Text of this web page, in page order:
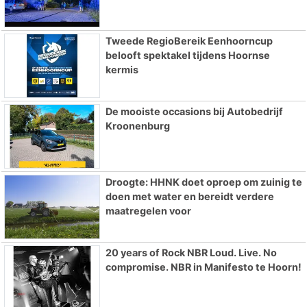
Tweede RegioBereik Eenhoorncup
belooft spektakel tijdens Hoornse
kermis
De mooiste occasions bij Autobedrijf
Kroonenburg
Droogte: HHNK doet oproep om zuinig te
doen met water en bereidt verdere
maatregelen voor
20 years of Rock NBR Loud. Live. No
compromise. NBR in Manifesto te Hoorn!